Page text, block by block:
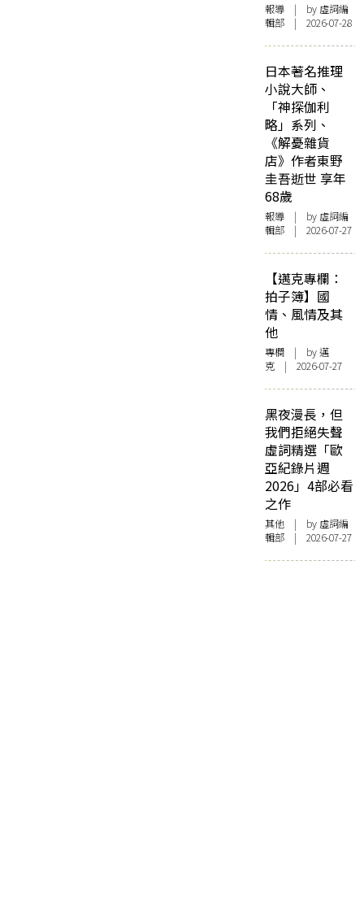
報導 | by 虛詞編
輯部 | 2026-07-28
日本著名推理
小說大師、
「神探伽利
略」系列、
《解憂雜貨
店》作者東野
圭吾逝世 享年
68歲
報導 | by 虛詞編
輯部 | 2026-07-27
【邁克專欄：
拍子簿】國
情、風情及其
他
專欄 | by邁
克 | 2026-07-27
黑夜漫長，但
我們拒絕失聲
虛詞精選「歐
亞紀錄片週
2026」4部必看
之作
其他 | by 虛詞編
輯部 | 2026-07-27